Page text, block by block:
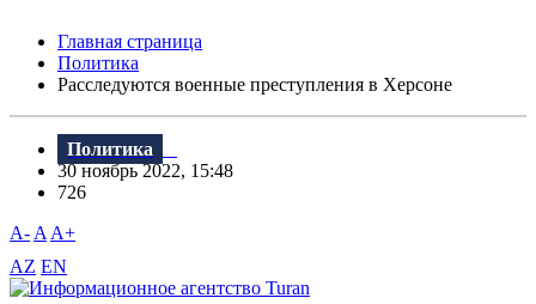
Главная страница
Политика
Расследуются военные преступления в Херсоне
Политика
30 ноябрь 2022, 15:48
726
A- A A+
AZ EN